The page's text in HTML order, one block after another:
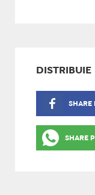
DISTRIBUIE
SHARE
SHARE